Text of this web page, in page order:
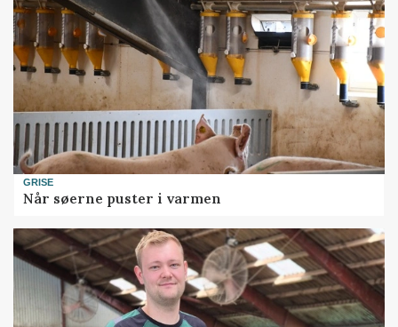
GRISE
Når søerne puster i varmen